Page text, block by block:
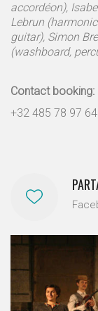
accordéon),
Lebrun
guitar), Simon
(washboard,
Contact booking:
+32 485 78 97